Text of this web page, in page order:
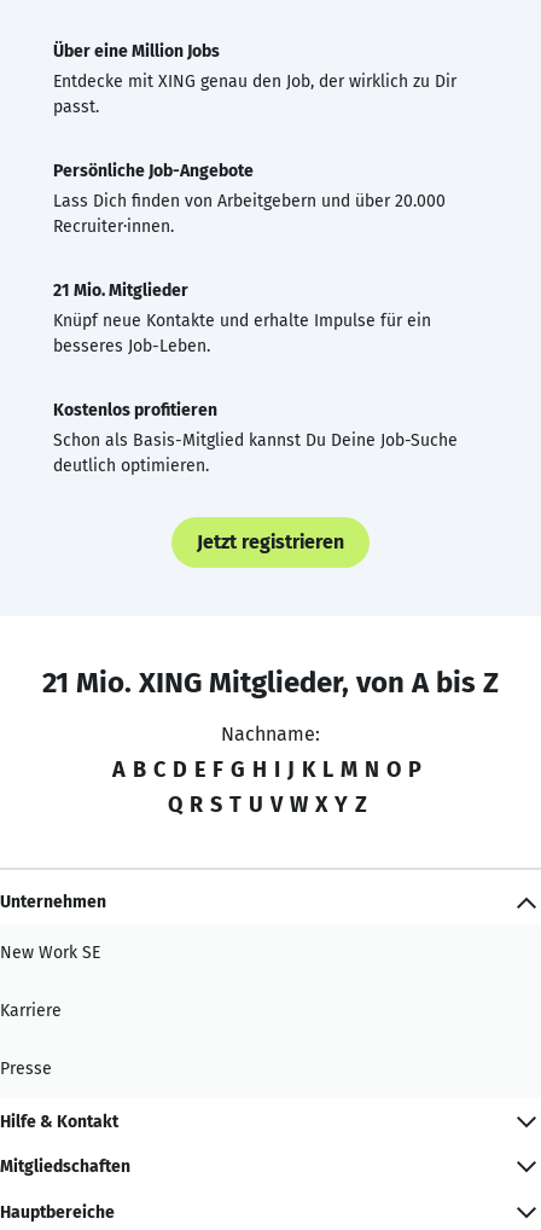
Über eine Million Jobs
Entdecke mit XING genau den Job, der wirklich zu Dir
passt.
Persönliche Job-Angebote
Lass Dich finden von Arbeitgebern und über 20.000
Recruiter·innen.
21 Mio. Mitglieder
Knüpf neue Kontakte und erhalte Impulse für ein
besseres Job-Leben.
Kostenlos profitieren
Schon als Basis-Mitglied kannst Du Deine Job-Suche
deutlich optimieren.
Jetzt registrieren
21 Mio. XING Mitglieder, von A bis Z
Nachname:
A B C D E F G H I J K L M N O P
Q R S T U V W X Y Z
Unternehmen
New Work SE
Karriere
Presse
Hilfe & Kontakt
Mitgliedschaften
Hauptbereiche